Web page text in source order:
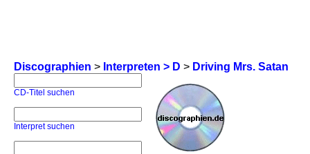
Discographien > Interpreten > D > Driving Mrs. Satan
CD-Titel suchen
Interpret suchen